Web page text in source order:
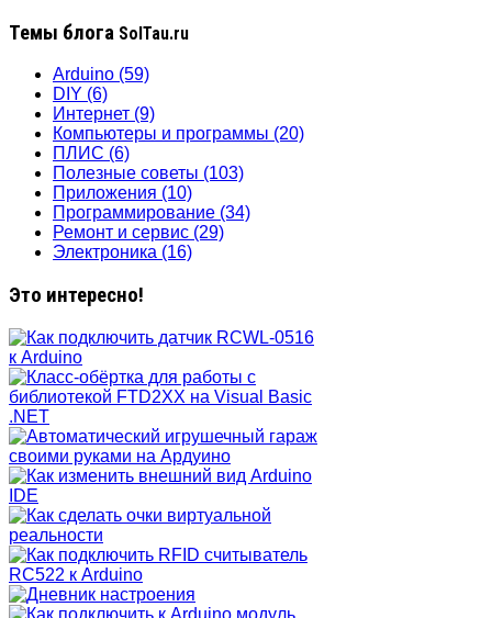
Темы блога SolTau.ru
Arduino (59)
DIY (6)
Интернет (9)
Компьютеры и программы (20)
ПЛИС (6)
Полезные советы (103)
Приложения (10)
Программирование (34)
Ремонт и сервис (29)
Электроника (16)
Это интересно!